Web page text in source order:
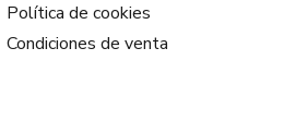
Política de cookies
Condiciones de venta